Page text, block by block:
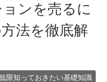
ンを売るに
法を徹底解
限知っておきたい基礎知識